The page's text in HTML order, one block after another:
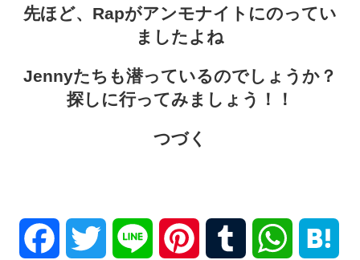
先ほど、Rapがアンモナイトにのってい
ましたよね
Jennyたちも潜っているのでしょうか？
探しに行ってみましょう！！
つづく
Facebook Twitter Line Pinterest Tumblr WhatsApp